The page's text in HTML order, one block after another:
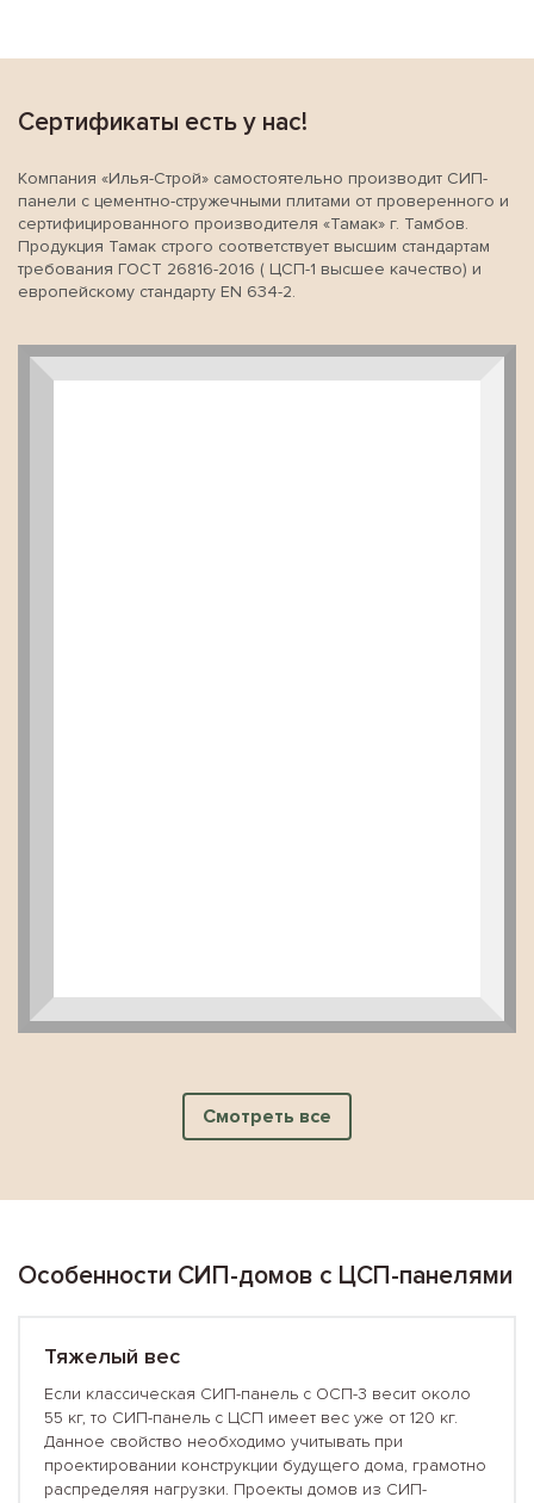
Сертификаты есть у нас!
Компания «Илья-Строй» самостоятельно производит СИП-
панели с цементно-стружечными плитами от проверенного и
сертифицированного производителя «Тамак» г. Тамбов.
Продукция Тамак строго соответствует высшим стандартам
требования ГОСТ 26816-2016 ( ЦСП-1 высшее качество) и
европейскому стандарту EN 634-2.
Смотреть все
Особенности СИП-домов с ЦСП-панелями
Тяжелый вес
Если классическая СИП-панель с ОСП-3 весит около
55 кг, то СИП-панель с ЦСП имеет вес уже от 120 кг.
Данное свойство необходимо учитывать при
проектировании конструкции будущего дома, грамотно
распределяя нагрузки. Проекты домов из СИП-